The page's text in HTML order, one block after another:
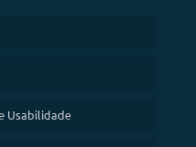
Usabilidade